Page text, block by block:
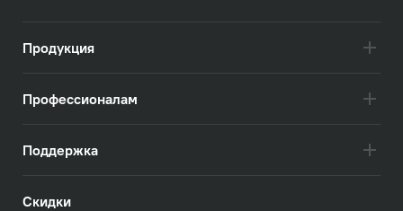
Продукция
Профессионалам
Поддержка
Скидки